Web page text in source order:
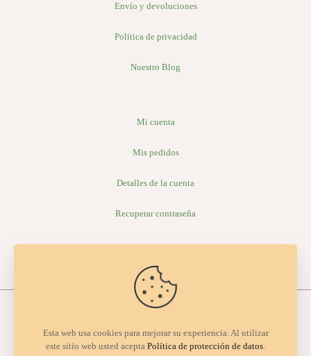
Envío y devoluciones
Política de privacidad
Nuestro Blog
Mi cuenta
Mis pedidos
Detalles de la cuenta
Recuperar contraseña
© 2026 Organic valley | All Rights Reserved |
Esta web usa cookies para mejorar su experiencia. Al utilizar
este sitio web usted acepta Política de protección de datos.